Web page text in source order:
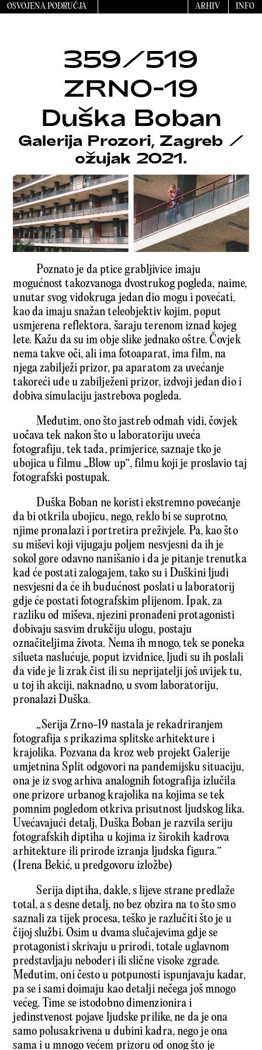
OSVOJENA PODRUČJA ARHIV INFO
359/519
ZRNO-19
Duška Boban
Galerija Prozori, Zagreb /
ožujak 2021.
Poznato je da ptice grabljivice imaju
mogućnost takozvanoga dvostrukog pogleda, naime,
unutar svog vidokruga jedan dio mogu i povećati,
kao da imaju snažan teleobjektiv kojim, poput
usmjerena reflektora, šaraju terenom iznad kojeg
lete. Kažu da su im obje slike jednako oštre. Čovjek
nema takve oči, ali ima fotoaparat, ima film, na
njega zabilježi prizor, pa aparatom za uvećanje
takoreći uđe u zabilježeni prizor, izdvoji jedan dio i
dobiva simulaciju jastrebova pogleda.
Međutim, ono što jastreb odmah vidi, čovjek
uočava tek nakon što u laboratoriju uveća
fotografiju, tek tada, primjerice, saznaje tko je
ubojica u filmu „Blow up“, filmu koji je proslavio taj
fotografski postupak.
Duška Boban ne koristi ekstremno povećanje
da bi otkrila ubojicu, nego, reklo bi se suprotno,
njime pronalazi i portretira preživjele. Pa, kao što
su miševi koji vijugaju poljem nesvjesni da ih je
sokol gore odavno nanišanio i da je pitanje trenutka
kad će postati zalogajem, tako su i Duškini ljudi
nesvjesni da će ih budućnost poslati u laboratorij
gdje će postati fotografskim plijenom. Ipak, za
razliku od miševa, njezini pronađeni protagonisti
dobivaju sasvim drukčiju ulogu, postaju
označiteljima života. Nema ih mnogo, tek se poneka
silueta naslućuje, poput izvidnice, ljudi su ih poslali
da vide je li zrak čist ili su neprijatelji još uvijek tu,
u toj ih akciji, naknadno, u svom laboratoriju,
pronalazi Duška.
„Serija Zrno-19 nastala je rekadriranjem
fotografija s prikazima splitske arhitekture i
krajolika. Pozvana da kroz web projekt Galerije
umjetnina Split odgovori na pandemijsku situaciju,
ona je iz svog arhiva analognih fotografija izlučila
one prizore urbanog krajolika na kojima se tek
pomnim pogledom otkriva prisutnost ljudskog lika.
Uvećavajući detalj, Duška Boban je razvila seriju
fotografskih diptiha u kojima iz širokih kadrova
arhitekture ili prirode izranja ljudska figura.“
(Irena Bekić, u predgovoru izložbe)
Serija diptiha, dakle, s lijeve strane predlaže
total, a s desne detalj, no bez obzira na to što smo
saznali za tijek procesa, teško je razlučiti što je u
čijoj službi. Osim u dvama slučajevima gdje se
protagonisti skrivaju u prirodi, totale uglavnom
predstavljaju neboderi ili slične visoke zgrade.
Međutim, oni često u potpunosti ispunjavaju kadar,
pa se i sami doimaju kao detalji nečega još mnogo
većeg. Time se istodobno dimenzionira i
jedinstvenost pojave ljudske prilike, ne da je ona
samo polusakrivena u dubini kadra, nego je ona
sama i u mnogo većem prizoru od onog što je